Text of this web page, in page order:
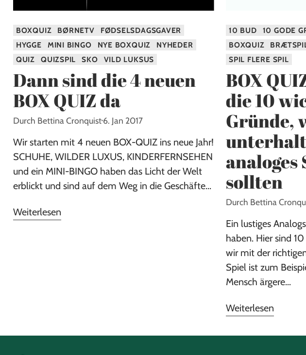
BOXQUIZ BØRNETV
FØDSELSDAGSGAVER
HYGGE
MINI BINGO NYE BOXQUIZ
NYHEDER
QUIZ
QUIZSPIL SKO VILD LUKSUS
Dann sind die 4 neuen
BOX QUIZ da
Durch Bettina Cronquist6. Jan 2017
Wir starten mit 4 neuen BOX-QUIZ ins neue Jahr!
SCHUHE, WILDER LUXUS, KINDERFERNSEHEN
und ein MINI-BINGO haben das Licht der Welt
erblickt und sind auf dem Weg in die Geschäfte...
Weiterlesen
10 BUD 10 GODE
BOXQUIZ
SPIL FLERE SPIL
BOX
die 10
Gründe,
analoges
sollten
Durch Bettina
Ein lustiges
haben. Hier sind
wir mit der
Spiel ist zum
Mensch ärgere...
Weiterlesen